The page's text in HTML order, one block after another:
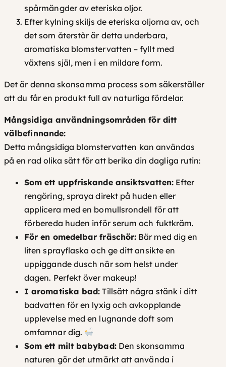
spårmängder av eteriska oljor.
Efter kylning skiljs de eteriska oljorna av, och
det som återstår är detta underbara,
aromatiska blomstervatten – fyllt med
växtens själ, men i en mildare form.
Det är denna skonsamma process som säkerställer
att du får en produkt full av naturliga fördelar.
Mångsidiga användningsområden för ditt
välbefinnande:
Detta mångsidiga blomstervatten kan användas
på en rad olika sätt för att berika din dagliga rutin:
Som ett uppfriskande ansiktsvatten:Efter
rengöring, spraya direkt på huden eller
applicera med en bomullsrondell för att
förbereda huden inför serum och fuktkräm.
För en omedelbar fräschör: Bär med dig en
liten sprayflaska och ge ditt ansikte en
uppiggande dusch när som helst under
dagen. Perfekt över makeup!
I aromatiska bad: Tillsätt några stänk i ditt
badvatten för en lyxig och avkopplande
upplevelse med en lugnande doft som
omfamnar dig.
Som ett milt babybad:Den skonsamma
naturen gör det utmärkt att använda i